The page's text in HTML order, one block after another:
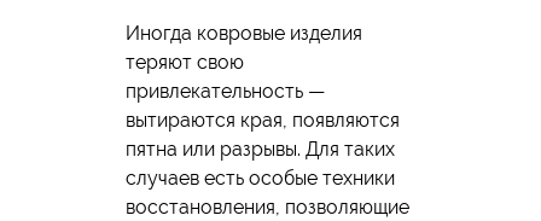
Иногда ковровые изделия
теряют свою
привлекательность —
вытираются края, появляются
пятна или разрывы. Для таких
случаев есть особые техники
восстановления, позволяющие